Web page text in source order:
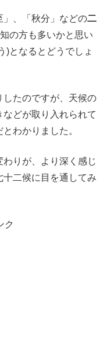
」、「秋分」などの二
の方も多いかと思い
)となるとどうでしょ
たのですが、天候の
どが取り入れられて
わかりました。
りが、より深く感じ
二候に目を通してみ
ク